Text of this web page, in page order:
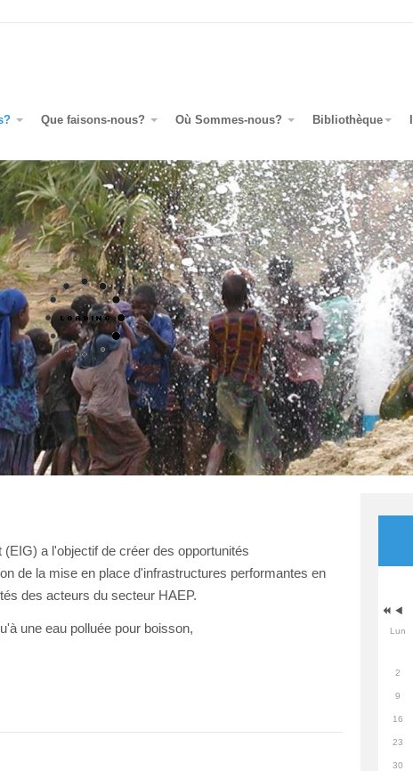
Que faisons-nous? Où Sommes-nous? Bibliothèque
a l'objectif de créer des opportunités
de la mise en place d'infrastructures performantes en
des acteurs du secteur HAEP.
une eau polluée pour boisson, Lun
2
9
16
23
30